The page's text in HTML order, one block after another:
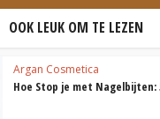
OOK LEUK OM TE LEZEN
Argan Cosmetica
Hoe Stop je met